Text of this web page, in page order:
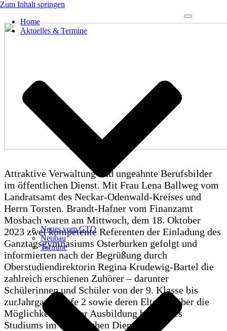
Zum Inhalt springen
Home
Aktuelles & Termine
Neues vom GTO
Neubau
Termine
Navigations-
Attraktive Verwaltung und ungeahnte Berufsbilder
im öffentlichen Dienst. Mit Frau Lena Ballweg vom
Landratsamt des Neckar-Odenwald-Kreises und
Herrn Torsten. Brandt-Hafner vom Finanzamt
Mosbach waren am Mittwoch, dem 18. Oktober
2023 zwei kompetente Referenten der Einladung des
Ganztagsgymnasiums Osterburken gefolgt und
informierten nach der Begrüßung durch
Oberstudiendirektorin Regina Krudewig-Bartel die
zahlreich erschienen Zuhörer – darunter
Schülerinnen und Schüler von der 9. Klasse bis
zurJahrgangsstufe 2 sowie deren Eltern – über die
Möglichkeiten einer Ausbildung bzw. eines
Studiums im öffentlichen Dienst.